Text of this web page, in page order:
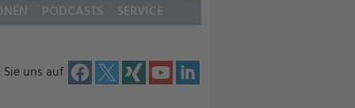
uns auf
PODCASTS SERVICE